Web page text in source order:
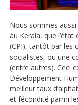
Nous sommes
au Kerala, que
(CPI), tantôt par les
socialistes, ou une
(entre autres). Ceci
Développement
meilleur taux
et fécondité parmi